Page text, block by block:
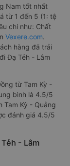
Nam tốt nhất
từ 1 đến 5 (1: tệ
chí như: Chất
Vexere.com.
hàng đã trải
Đạ Tẻh - Lâm
từ Tam Kỳ -
bình là 4.5/5
Tam Kỳ - Quảng
đánh giá 4.5/5
- Lâm